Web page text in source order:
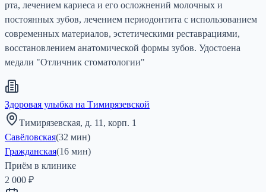
рта, лечением кариеса и его осложнений молочных и
постоянных зубов, лечением периодонтита с использованием
современных материалов, эстетическими реставрациями,
восстановлением анатомической формы зубов. Удостоена
медали "Отличник стоматологии"
Здоровая улыбка на Тимирязевской
Тимирязевская, д. 11, корп. 1
Савёловская(32 мин)
Гражданская(16 мин)
Приём в клинике
2 000 ₽